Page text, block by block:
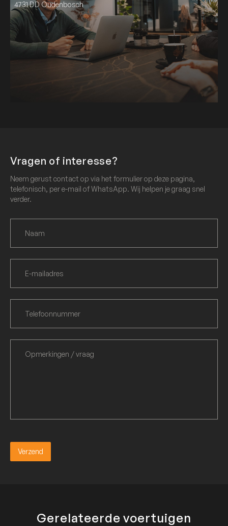
4731 DD Oudenbosch
Vragen of interesse?
Neem gerust contact op via het formulier op deze pagina,
telefonisch, per e-mail of WhatsApp. Wij helpen je graag snel
verder.
Verzend
Verzend
Gerelateerde voertuigen